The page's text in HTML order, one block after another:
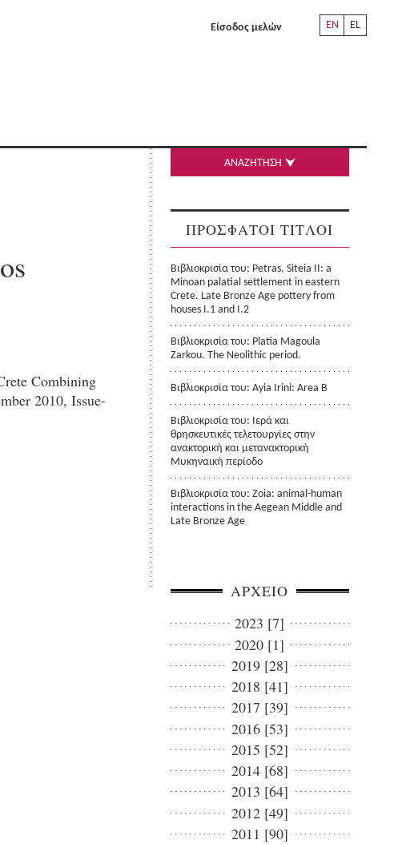
EN EL
Είσοδος μελών
Combining
2010, Issue-
ΑΝΑΖΗΤΗΣΗ
ΠΡΟΣΦΑΤΟΙ ΤΙΤΛΟΙ
Βιβλιοκρισία του: Petras, Siteia II: a
Minoan palatial settlement in eastern
Crete. Late Bronze Age pottery from
houses I.1 and I.2
Βιβλιοκρισία του: Platia Magoula
Zarkou. The Neolithic period.
Βιβλιοκρισία του: Ayia Irini: Area B
Βιβλιοκρισία του: Ιερά και
θρησκευτικές τελετουργίες στην
ανακτορική και μετανακτορική
Μυκηναική περίοδο
Βιβλιοκρισία του: Zoia: animal-human
interactions in the Aegean Middle and
Late Bronze Age
ΑΡΧΕΙΟ
2023 [7]
2020 [1]
2019 [28]
2018 [41]
2017 [39]
2016 [53]
2015 [52]
2014 [68]
2013 [64]
2012 [49]
2011 [90]